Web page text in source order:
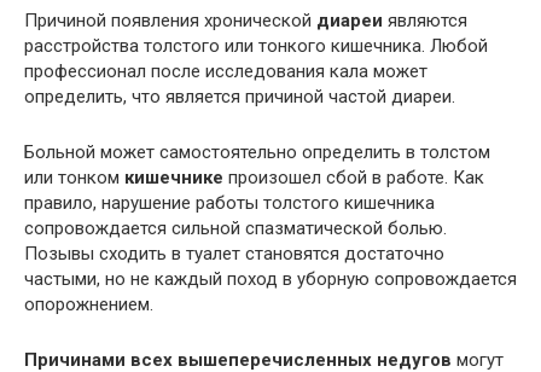
Причиной появления хронической диареи являются
расстройства толстого или тонкого кишечника. Любой
профессионал после исследования кала может
определить, что является причиной частой диареи.
Больной может самостоятельно определить в толстом
или тонком кишечнике произошел сбой в работе. Как
правило, нарушение работы толстого кишечника
сопровождается сильной спазматической болью.
Позывы сходить в туалет становятся достаточно
частыми, но не каждый поход в уборную сопровождается
опорожнением.
Причинами всех вышеперечисленных недугов могут